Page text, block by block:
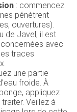
: commencez
pénètrent
ouvertures).
de Javel, il est
avec
traces
une partie
froide. À
appliquez
Veillez à